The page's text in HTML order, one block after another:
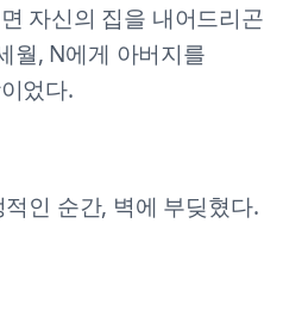
자신의 집을 내어드리곤
월, N에게 아버지를
었다.
인 순간, 벽에 부딪혔다.